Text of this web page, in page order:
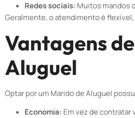
Redes sociais: Muitos maridos
Geralmente, o atendimento é
Vantagens
Aluguel
Optar por um Marido de Aluguel
Economia: Em vez de